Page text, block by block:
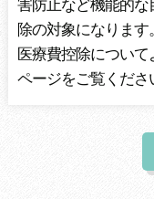
害防止など機能的
除の対象になります。
医療費控除につい
ページをご覧くださ